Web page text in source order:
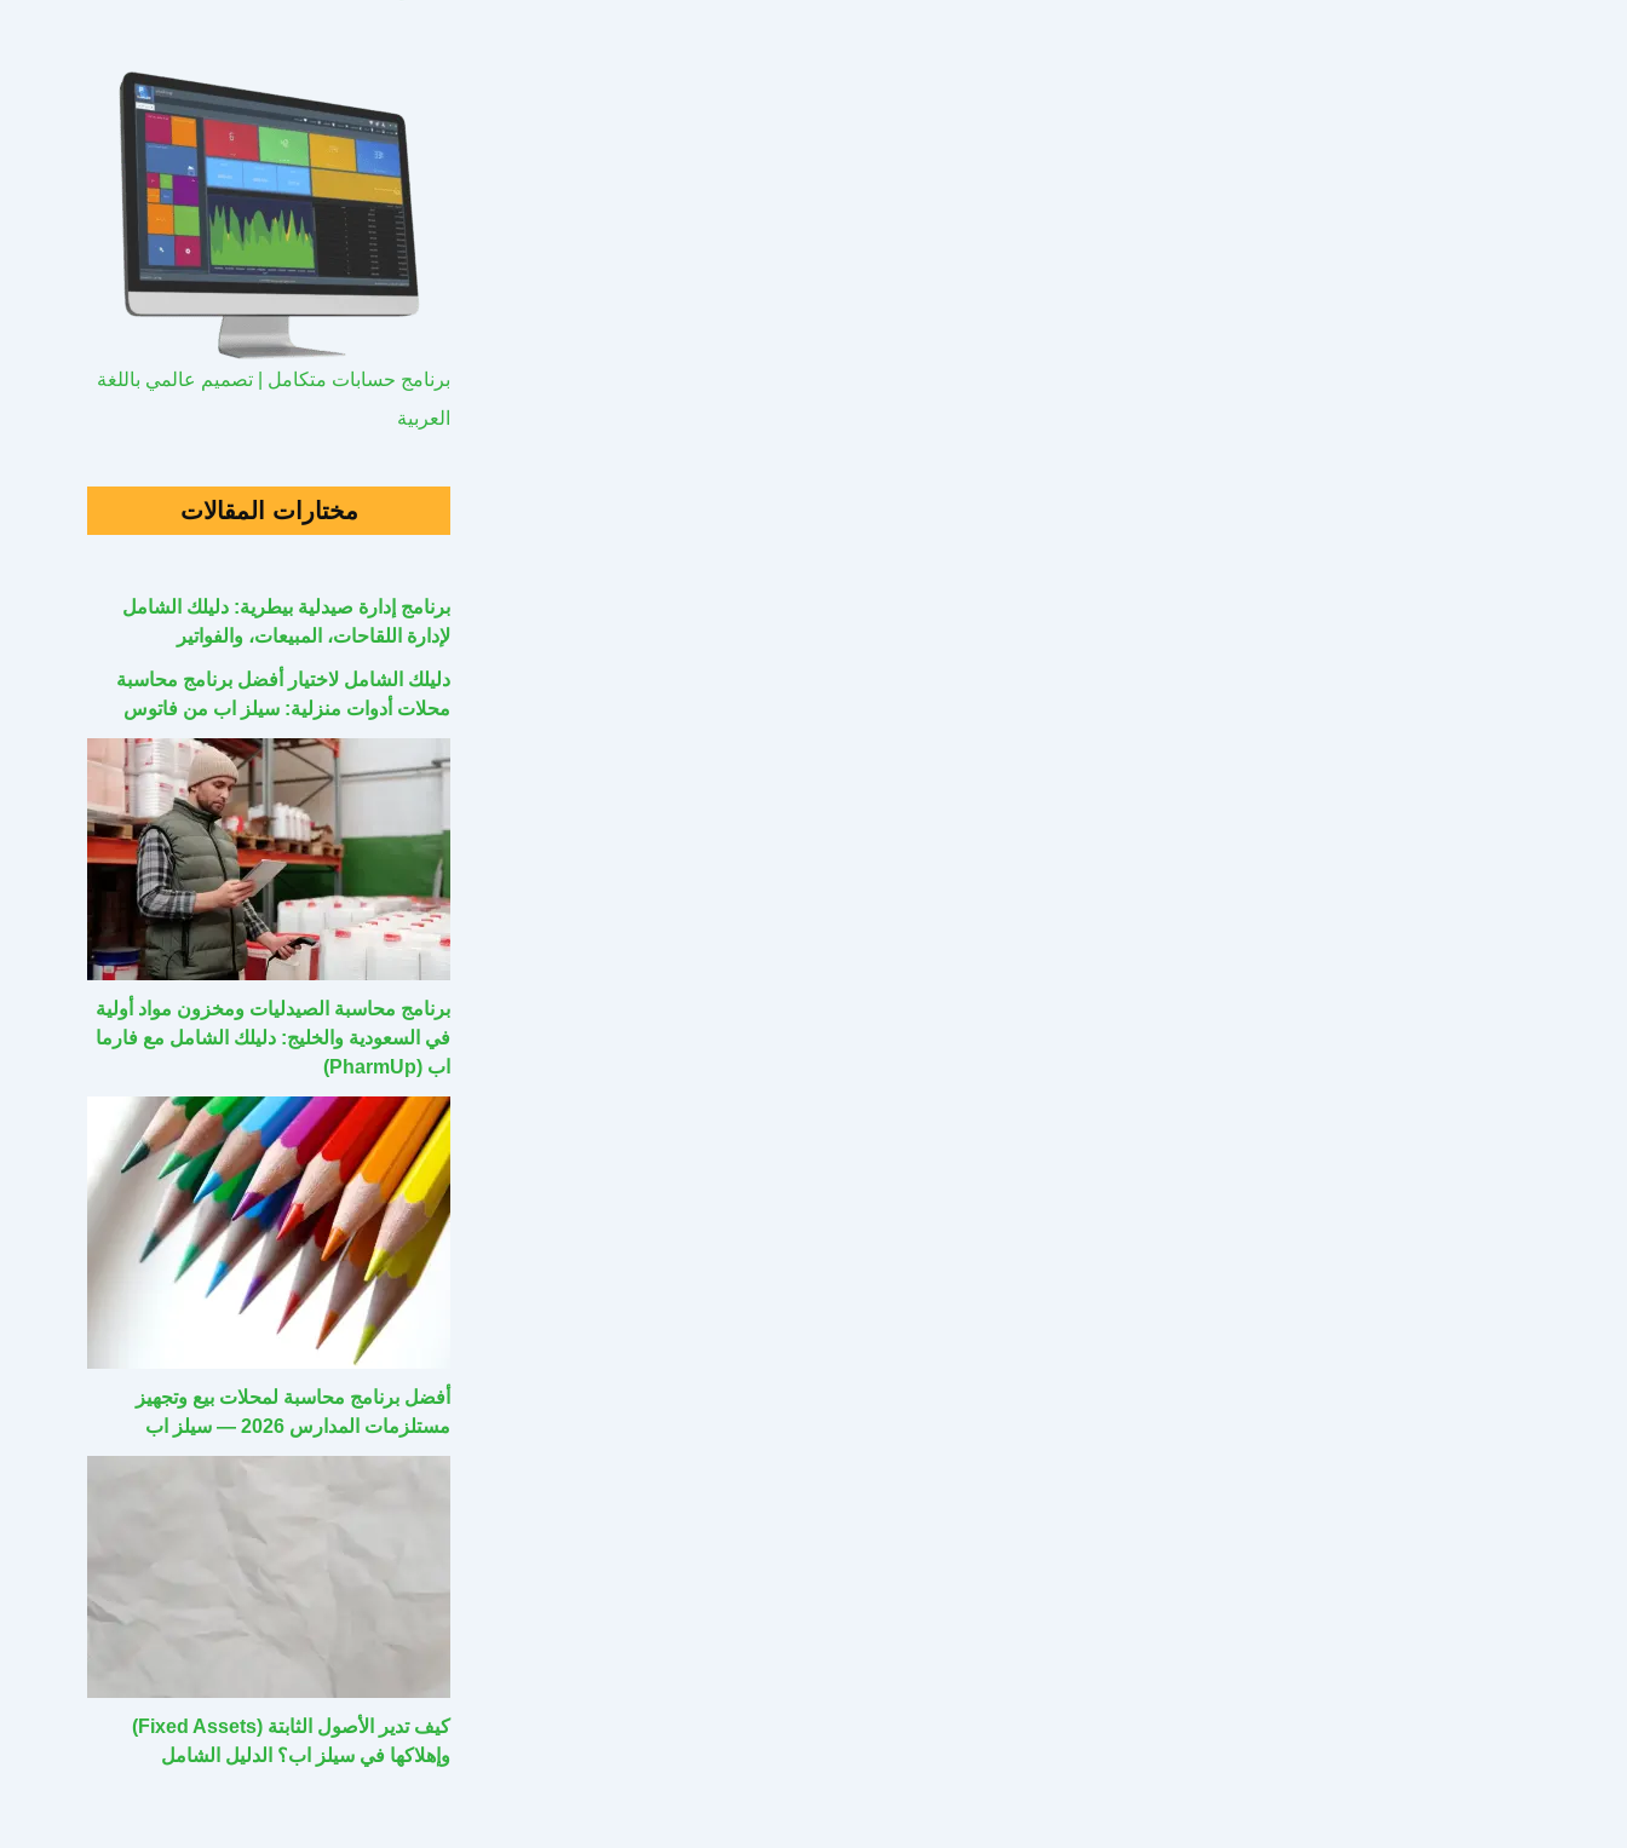
برنامج حسابات متكامل | تصميم عالمي باللغة
العربية
مختارات المقالات
برنامج إدارة صيدلية بيطرية: دليلك الشامل
لإدارة اللقاحات، المبيعات، والفواتير
دليلك الشامل لاختيار أفضل برنامج محاسبة
محلات أدوات منزلية: سيلز اب من فاتوس
برنامج محاسبة الصيدليات ومخزون مواد أولية
في السعودية والخليج: دليلك الشامل مع فارما
اب (PharmUp)
أفضل برنامج محاسبة لمحلات بيع وتجهيز
مستلزمات المدارس 2026 — سيلز اب
كيف تدير الأصول الثابتة (Fixed Assets)
وإهلاكها في سيلز اب؟ الدليل الشامل